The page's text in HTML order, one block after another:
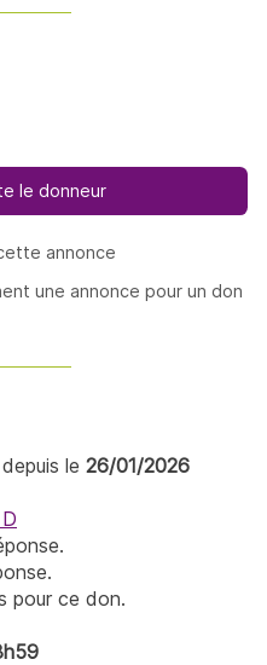
le donneur
annonce
une annonce pour un don
le 26/01/2026
pour ce don.